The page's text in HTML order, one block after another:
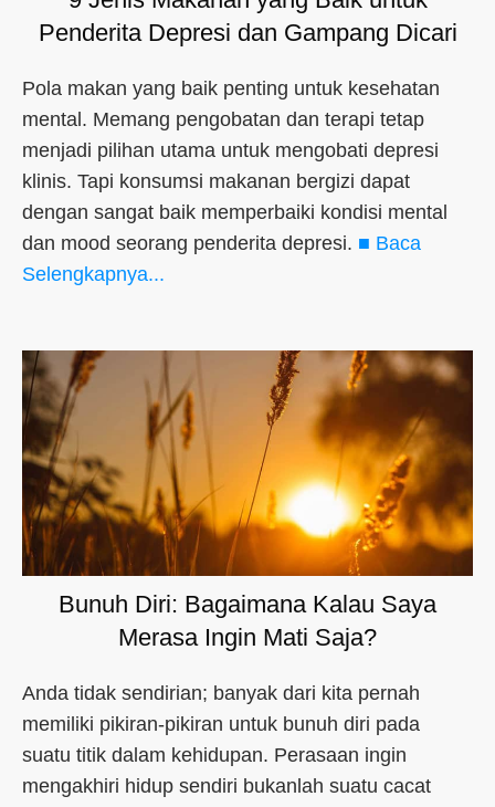
Penderita Depresi dan Gampang Dicari
Pola makan yang baik penting untuk kesehatan
mental. Memang pengobatan dan terapi tetap
menjadi pilihan utama untuk mengobati depresi
klinis. Tapi konsumsi makanan bergizi dapat
dengan sangat baik memperbaiki kondisi mental
dan mood seorang penderita depresi. ■ Baca
Selengkapnya...
Bunuh Diri: Bagaimana Kalau Saya
Merasa Ingin Mati Saja?
Anda tidak sendirian; banyak dari kita pernah
memiliki pikiran-pikiran untuk bunuh diri pada
suatu titik dalam kehidupan. Perasaan ingin
mengakhiri hidup sendiri bukanlah suatu cacat